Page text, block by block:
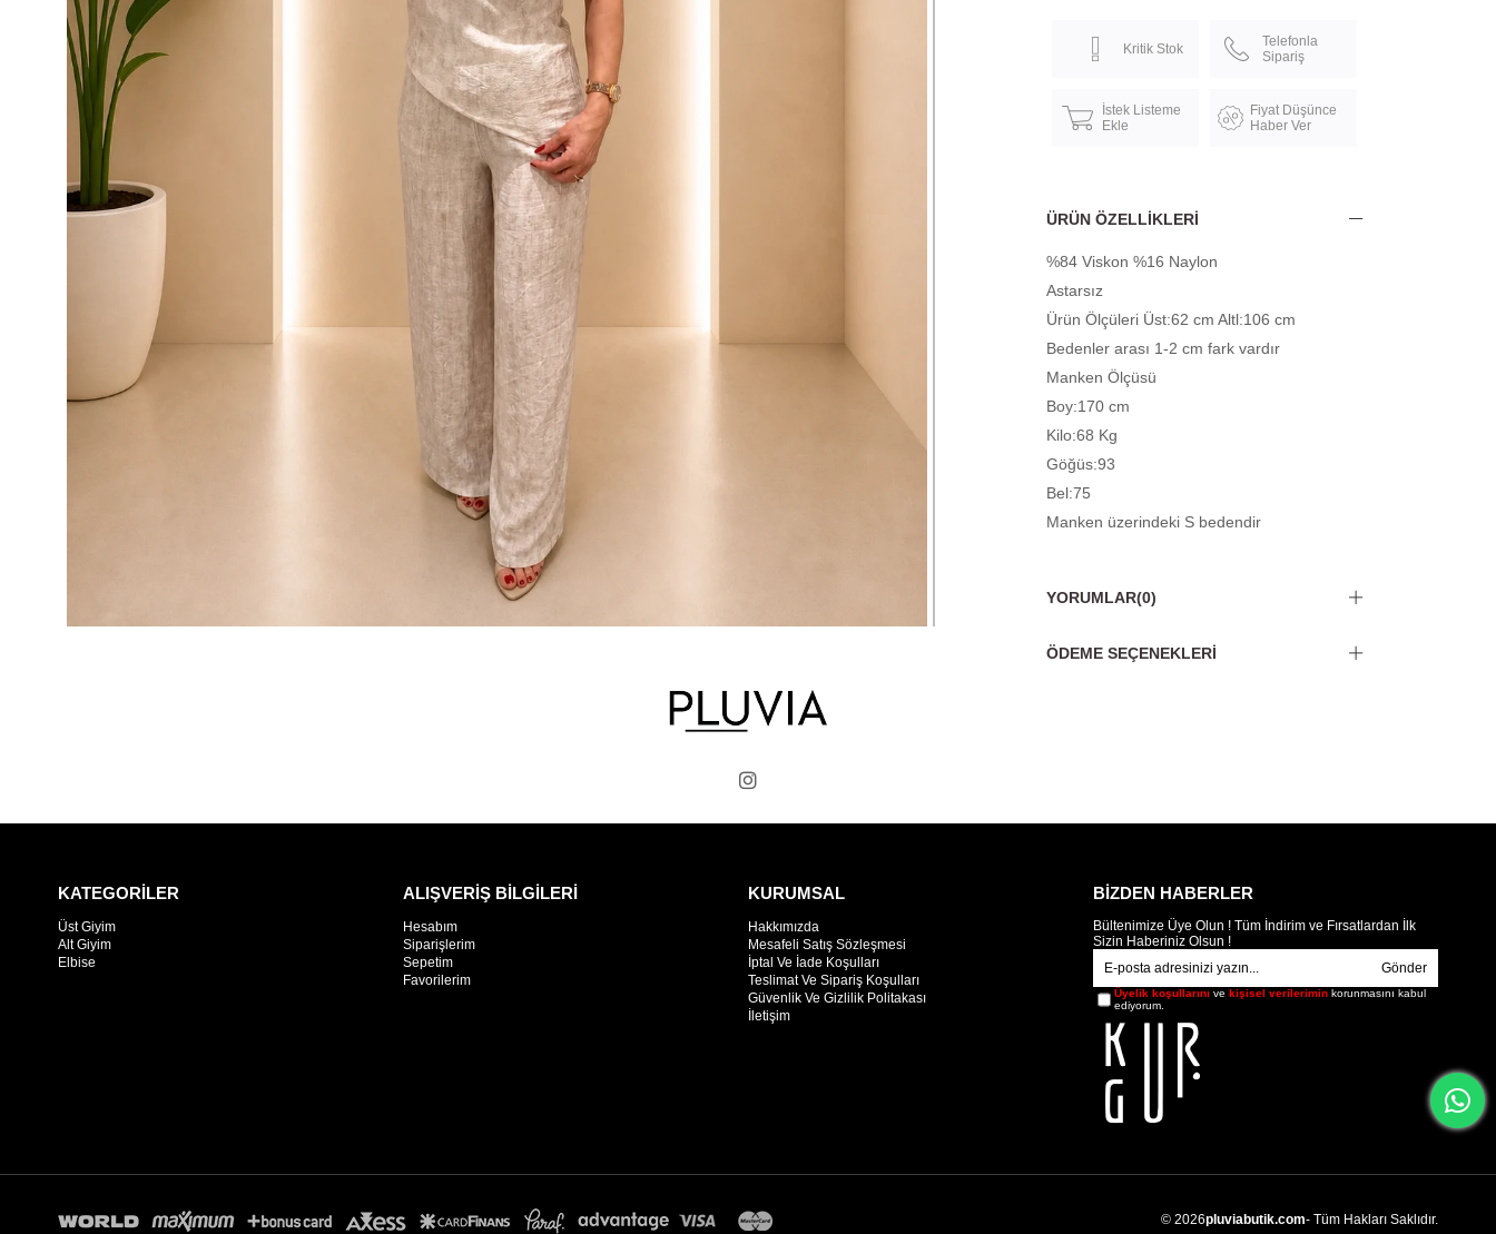
Kritik Stok
Telefonla
Sipariş
İstek Listeme
Ekle
Fiyat Düşünce
Haber Ver
ÜRÜN ÖZELLIKLERI
%84 Viskon %16 Naylon
Astarsız
Ürün Ölçüleri Üst:62 cm Altl:106 cm
Bedenler arası 1-2 cm fark vardır
Manken Ölçüsü
Boy:170 cm
Kilo:68 Kg
Göğüs:93
Bel:75
Manken üzerindeki S bedendir
YORUMLAR(0)
ÖDEME SEÇENEKLERI
KATEGORİLER
Üst Giyim
Alt Giyim
Elbise
ALIŞVERİŞ BİLGİLERİ
Hesabım
Siparişlerim
Sepetim
Favorilerim
KURUMSAL
Hakkımızda
Mesafeli Satış Sözleşmesi
İptal Ve İade Koşulları
Teslimat Ve Sipariş Koşulları
Güvenlik Ve Gizlilik Politakası
İletişim
BİZDEN HABERLER
Bültenimize Üye Olun ! Tüm İndirim ve Fırsatlardan İlk
Sizin Haberiniz Olsun !
Gönder
Üyelik koşullarını ve kişisel verileriminkorunmasını kabul
ediyorum.
© 2026pluviabutik.com- Tüm Hakları Saklıdır.